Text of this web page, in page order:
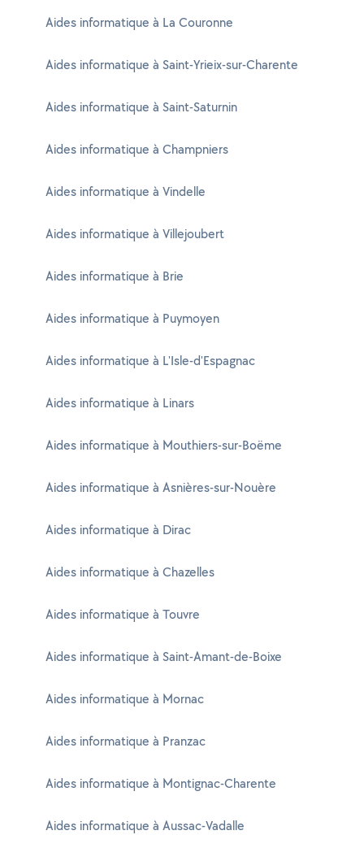
Aides informatique à La Couronne
Aides informatique à Saint-Yrieix-sur-Charente
Aides informatique à Saint-Saturnin
Aides informatique à Champniers
Aides informatique à Vindelle
Aides informatique à Villejoubert
Aides informatique à Brie
Aides informatique à Puymoyen
Aides informatique à L'Isle-d'Espagnac
Aides informatique à Linars
Aides informatique à Mouthiers-sur-Boëme
Aides informatique à Asnières-sur-Nouère
Aides informatique à Dirac
Aides informatique à Chazelles
Aides informatique à Touvre
Aides informatique à Saint-Amant-de-Boixe
Aides informatique à Mornac
Aides informatique à Pranzac
Aides informatique à Montignac-Charente
Aides informatique à Aussac-Vadalle